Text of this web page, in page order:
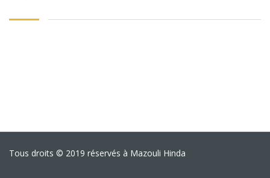
Tous droits © 2019 réservés à Mazouli Hinda